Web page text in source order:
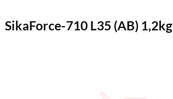
SikaForce-710 L35 (AB) 1,2kg